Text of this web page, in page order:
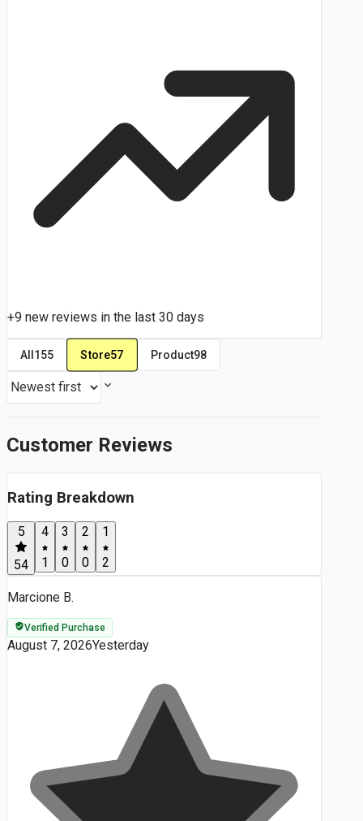
+9 new reviews in the last 30 days
All 155 Store57 Product98
Customer Reviews
Rating Breakdown
5
54
4
1
3
0
2
0
1
2
Marcione B.
Verified Purchase
August 7, 2026Yesterday